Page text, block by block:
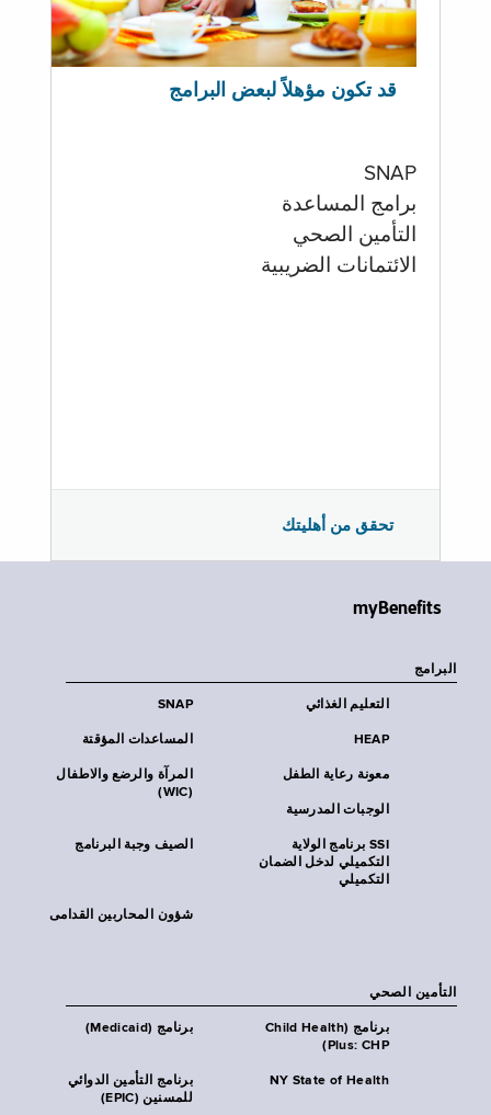
قد تكون مؤهلاً لبعض البرامج
SNAP
برامج المساعدة
التأمين الصحي
الائتمانات الضريبية
تحقق من أهليتك
myBenefits
البرامج
SNAP التعليم الغذائي
المساعدات المؤقتة HEAP
المرآة والرضع والاطفال
(WIC)
معونة رعاية الطفل
الوجبات المدرسية
الصيف وجبة البرنامج
SSI برنامج الولاية
التكميلي لدخل الضمان
التكميلي
شؤون المحاربين القدامى
التأمين الصحي
برنامج (Medicaid)
برنامج (Child Health
Plus: CHP)
برنامج التأمين الدوائي
للمسنين (EPIC)
NY State of Health